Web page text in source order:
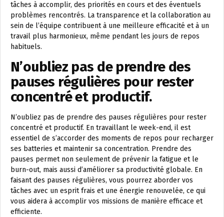
tâches à accomplir, des priorités en cours et des éventuels
problèmes rencontrés. La transparence et la collaboration au
sein de l’équipe contribuent à une meilleure efficacité et à un
travail plus harmonieux, même pendant les jours de repos
habituels.
N’oubliez pas de prendre des
pauses régulières pour rester
concentré et productif.
N’oubliez pas de prendre des pauses régulières pour rester
concentré et productif. En travaillant le week-end, il est
essentiel de s’accorder des moments de repos pour recharger
ses batteries et maintenir sa concentration. Prendre des
pauses permet non seulement de prévenir la fatigue et le
burn-out, mais aussi d’améliorer sa productivité globale. En
faisant des pauses régulières, vous pourrez aborder vos
tâches avec un esprit frais et une énergie renouvelée, ce qui
vous aidera à accomplir vos missions de manière efficace et
efficiente.